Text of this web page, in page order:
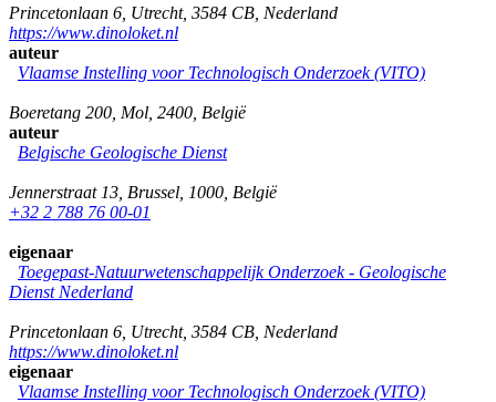
Princetonlaan 6 Utrecht, 3584 CB Nederland
https://www.dinoloket.nl
auteur
Vlaamse Instelling voor Technologisch Onderzoek (VITO)
Boeretang 200 Mol 2400 België
auteur
Belgische Geologische Dienst
Jennerstraat 13 Brussel 1000 België
+32 2 788 76 00-01
eigenaar
Toegepast-Natuurwetenschappelijk Onderzoek - Geologische
Dienst Nederland
Princetonlaan 6 Utrecht, 3584 CB Nederland
https://www.dinoloket.nl
eigenaar
Vlaamse Instelling voor Technologisch Onderzoek (VITO)